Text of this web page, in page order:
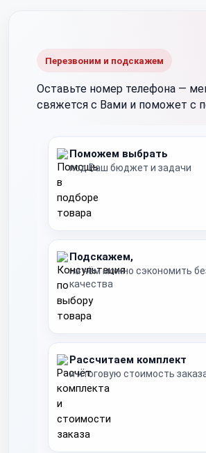
Перезвоним и подскажем
Оставьте номер телефона —
свяжется с Вами и поможет с
Поможем выбрать
под Ваш бюджет и задачи
Подскажем,
на чём можно сэкономить
качества
Рассчитаем комплект
и итоговую стоимость